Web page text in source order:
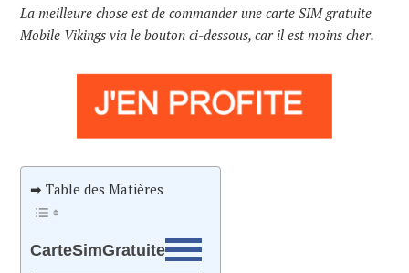
La meilleure chose est de commander une carte SIM gratuite
Mobile Vikings via le bouton ci-dessous, car il est moins cher.
➡ Table des Matières
CarteSimGratuite